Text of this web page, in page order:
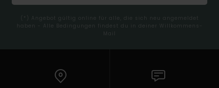
(*) Angebot gültig online für alle, die sich neu angemeldet
haben - Alle Bedingungen findest du in deiner Willkommens-
Mail